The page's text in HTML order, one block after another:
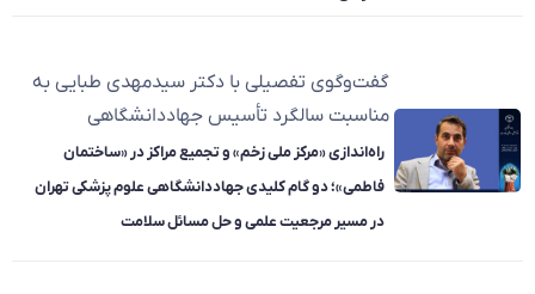
گفت‌وگوی تفصیلی با دکتر سیدمهدی طبایی به
مناسبت سالگرد تأسیس جهاددانشگاهی
راه‌اندازی «مرکز ملی زخم» و تجمیع مراکز در «ساختمان
فاطمی»؛ دو گام کلیدی جهاددانشگاهی علوم پزشکی تهران
در مسیر مرجعیت علمی و حل مسائل سلامت